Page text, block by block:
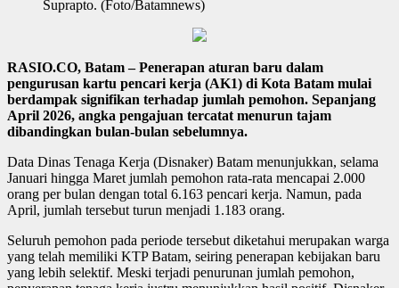
Suprapto. (Foto/Batamnews)
RASIO.CO, Batam – Penerapan aturan baru dalam
pengurusan kartu pencari kerja (AK1) di Kota Batam mulai
berdampak signifikan terhadap jumlah pemohon. Sepanjang
April 2026, angka pengajuan tercatat menurun tajam
dibandingkan bulan-bulan sebelumnya.
Data Dinas Tenaga Kerja (Disnaker) Batam menunjukkan, selama
Januari hingga Maret jumlah pemohon rata-rata mencapai 2.000
orang per bulan dengan total 6.163 pencari kerja. Namun, pada
April, jumlah tersebut turun menjadi 1.183 orang.
Seluruh pemohon pada periode tersebut diketahui merupakan warga
yang telah memiliki KTP Batam, seiring penerapan kebijakan baru
yang lebih selektif. Meski terjadi penurunan jumlah pemohon,